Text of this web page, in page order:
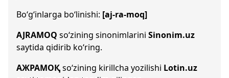
Bo‘g‘inlarga bo‘linishi: [aj-ra-moq]
AJRAMOQ so‘zining sinonimlarini Sinonim.uz
saytida qidirib ko‘ring.
АЖРАМОҚso‘zining kirillcha yozilishi Lotin.uz